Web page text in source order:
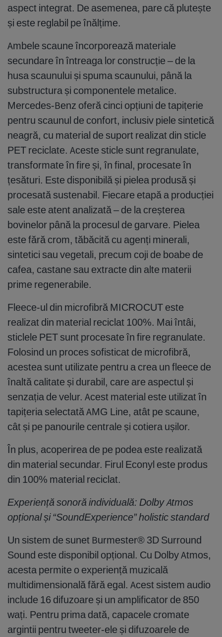
aspect integrat. De asemenea, pare că plutește
și este reglabil pe înălțime.
Ambele scaune încorporează materiale
secundare în întreaga lor construcție – de la
husa scaunului și spuma scaunului, până la
substructura și componentele metalice.
Mercedes-Benz oferă cinci opțiuni de tapițerie
pentru scaunul de confort, inclusiv piele sintetică
neagră, cu material de suport realizat din sticle
PET reciclate. Aceste sticle sunt regranulate,
transformate în fire și, în final, procesate în
țesături. Este disponibilă și pielea produsă și
procesată sustenabil. Fiecare etapă a producției
sale este atent analizată – de la creșterea
bovinelor până la procesul de garvare. Pielea
este fără crom, tăbăcită cu agenți minerali,
sintetici sau vegetali, precum coji de boabe de
cafea, castane sau extracte din alte materii
prime regenerabile.
Fleece-ul din microfibră MICROCUT este
realizat din material reciclat 100%. Mai întâi,
sticlele PET sunt procesate în fire regranulate.
Folosind un proces sofisticat de microfibră,
acestea sunt utilizate pentru a crea un fleece de
înaltă calitate și durabil, care are aspectul și
senzația de velur. Acest material este utilizat în
tapițeria selectată AMG Line, atât pe scaune,
cât și pe panourile centrale și cotiera ușilor.
În plus, acoperirea de pe podea este realizată
din material secundar. Firul Econyl este produs
din 100% material reciclat.
Experiență sonoră individuală: Dolby Atmos
opțional și “SoundExperience” holistic standard
Un sistem de sunet Burmester® 3D Surround
Sound este disponibil opțional. Cu Dolby Atmos,
acesta permite o experiență muzicală
multidimensională fără egal. Acest sistem audio
include 16 difuzoare și un amplificator de 850
wați. Pentru prima dată, capacele cromate
argintii pentru tweeter-ele și difuzoarele de